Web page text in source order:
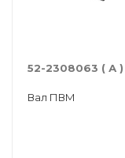
52-2308063 ( А )
Вал ПВМ